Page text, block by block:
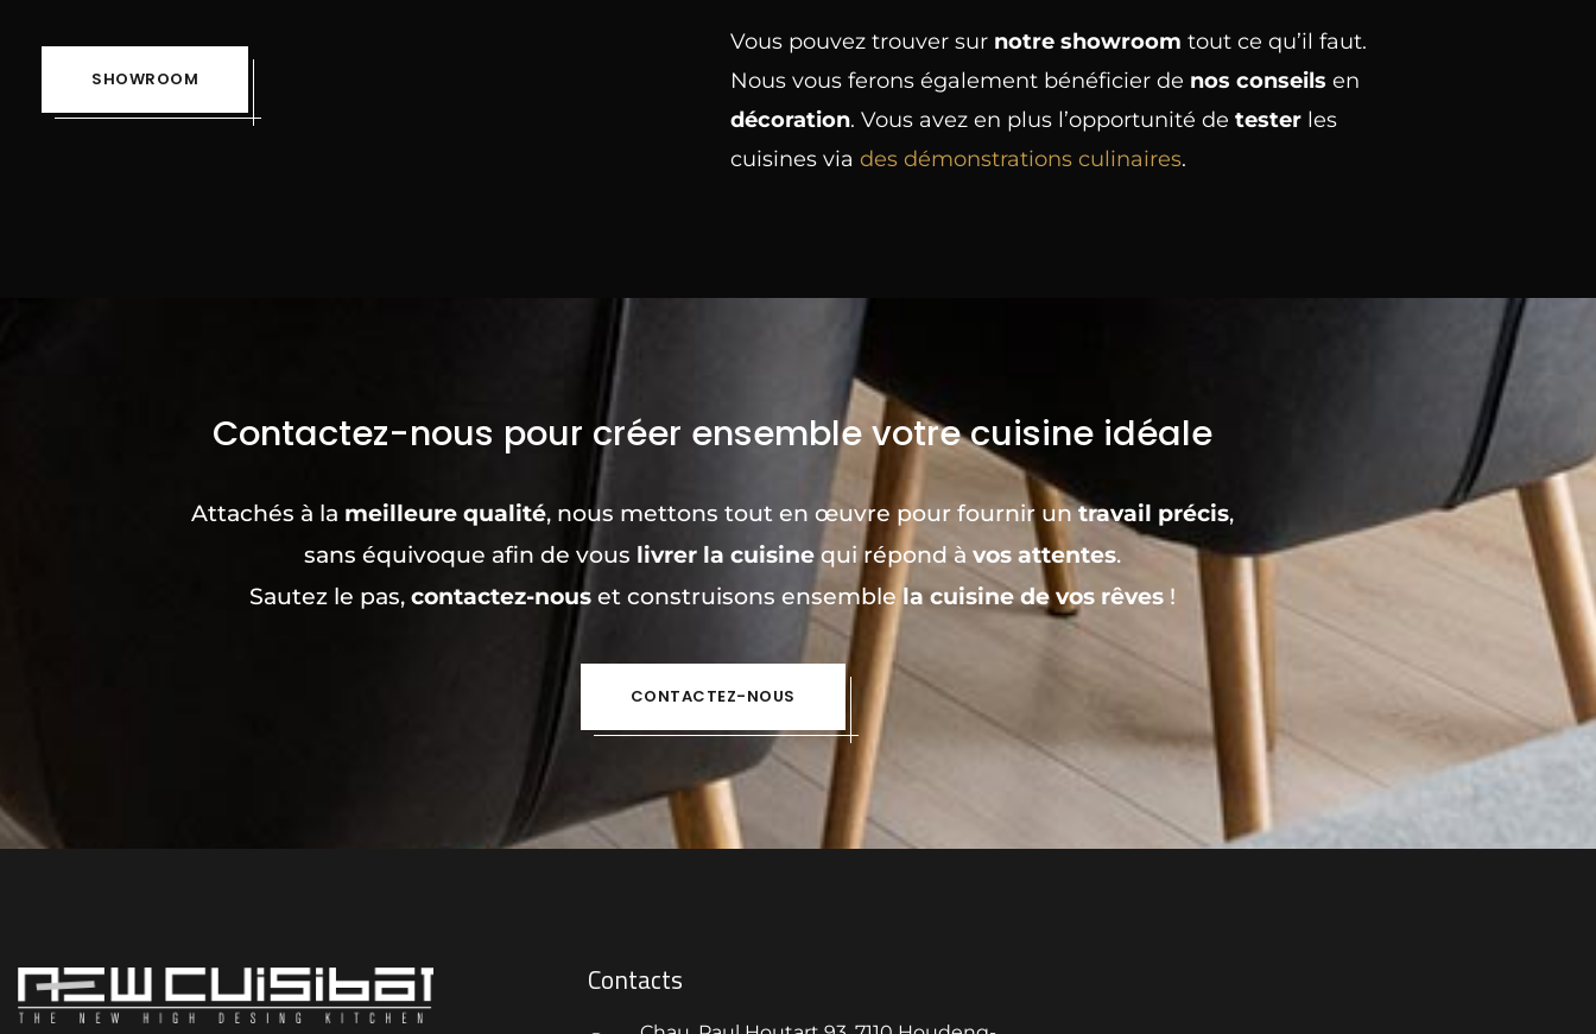
SHOWROOM
Vous pouvez trouver sur notre showroom tout ce qu’il faut.
Nous vous ferons également bénéficier de nos conseils en
décoration. Vous avez en plus l’opportunité de tester les
cuisines via des démonstrations culinaires.
Contactez-nous pour créer ensemble votre cuisine idéale
Attachés à la meilleure qualité, nous mettons tout en œuvre pour fournir untravail précis,
sans équivoque afin de vous livrer la cuisine qui répond à vos attentes.
Sautez le pas, contactez-nous et construisons ensemblela cuisine de vos rêves !
CONTACTEZ-NOUS
Contacts